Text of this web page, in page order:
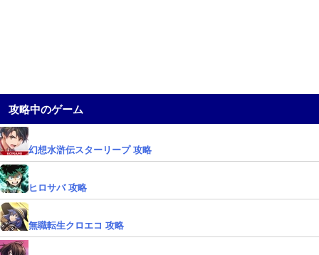
攻略中のゲーム
幻想水滸伝スターリープ 攻略
ヒロサバ 攻略
無職転生クロエコ 攻略